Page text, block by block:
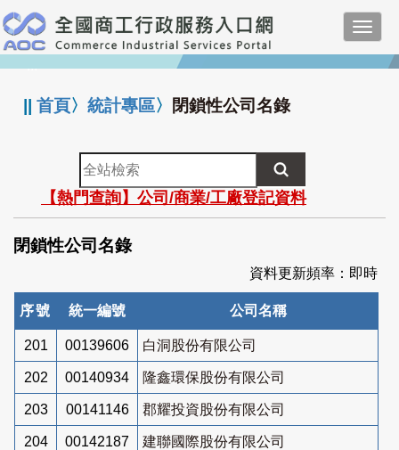
跳
到
主
要
:::
||首頁〉統計專區〉 閉鎖性公司名錄
全
站
檢
索
【熱門查詢】公司/商業/工廠登記資料
閉鎖性公司名錄
資料更新頻率：即時
序號 統一編號 公司名稱
201 00139606 白洞股份有限公司
202 00140934 隆鑫環保股份有限公司
203 00141146 郡耀投資股份有限公司
204 00142187 建聯國際股份有限公司